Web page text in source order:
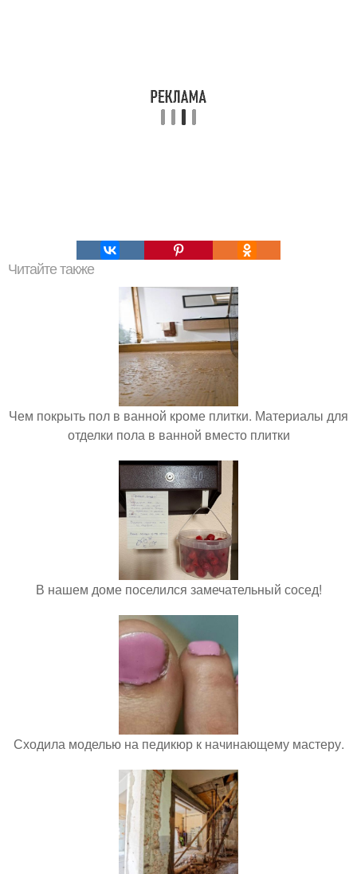
Читайте также
Чем покрыть пол в ванной кроме плитки. Материалы для
отделки пола в ванной вместо плитки
В нашем доме поселился замечательный сосед!
Сходила моделью на педикюр к начинающему мастеру.